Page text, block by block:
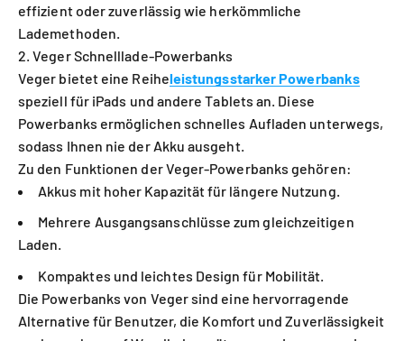
effizient oder zuverlässig wie herkömmliche
Lademethoden.
2. Veger Schnelllade-Powerbanks
Veger bietet eine Reiheleistungsstarker Powerbanks
speziell für iPads und andere Tablets an. Diese
Powerbanks ermöglichen schnelles Aufladen unterwegs,
sodass Ihnen nie der Akku ausgeht.
Zu den Funktionen der Veger-Powerbanks gehören:
Akkus mit hoher Kapazität für längere Nutzung.
Mehrere Ausgangsanschlüsse zum gleichzeitigen
Laden.
Kompaktes und leichtes Design für Mobilität.
Die Powerbanks von Veger sind eine hervorragende
Alternative für Benutzer, die Komfort und Zuverlässigkeit